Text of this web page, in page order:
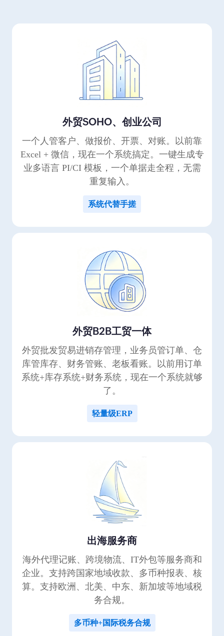
外贸SOHO、创业公司
一个人管客户、做报价、开票、对账。以前靠
Excel + 微信，现在一个系统搞定。一键生成专
业多语言 PI/CI 模板，一个单据走全程，无需
重复输入。
系统代替手搓
外贸B2B工贸一体
外贸批发贸易进销存管理，业务员管订单、仓
库管库存、财务管账、老板看账。以前用订单
系统+库存系统+财务系统，现在一个系统就够
了。
轻量级ERP
出海服务商
海外代理记账、跨境物流、IT外包等服务商和
企业。支持跨国家地域收款、多币种报表、核
算。支持欧洲、北美、中东、新加坡等地域税
务合规。
多币种+国际税务合规